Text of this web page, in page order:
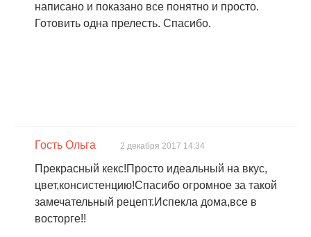
написано и показано все понятно и просто.
Готовить одна прелесть. Спасибо.
Гость Ольга 2 декабря 2017 14:34
Прекрасный кекс!Просто идеальный на вкус,
цвет,консистенцию!Спасибо огромное за такой
замечательный рецепт.Испекла дома,все в
восторге!!